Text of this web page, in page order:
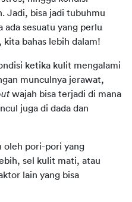
Jadi, bisa jadi tubuhmu
ada sesuatu yang perlu
kita bahas lebih dalam!
ketika kulit mengalami
munculnya jerawat,
wajah bisa terjadi di mana
juga di dada dan
oleh pori-pori yang
sel kulit mati, atau
lain yang bisa